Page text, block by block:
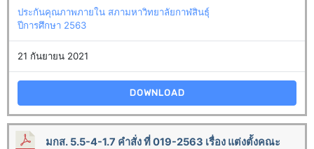
ประกันคุณภาพภายใน สภามหาวิทยาลัยกาฬสินธุ์
ปีการศึกษา 2563
21 กันยายน 2021
DOWNLOAD
มกส. 5.5-4-1.7 คำสั่ง ที่ 019-2563 เรื่อง แต่งตั้งคณะ